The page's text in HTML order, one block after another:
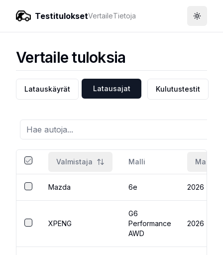
TestituloksetVertaileTietoja Toggle
Vertaile tuloksia
Latauskäyrät Latausajat Kulutustestit
Valmistaja Malli
Mazda 6e 2026
XPENG
G6
Performance
AWD
2026